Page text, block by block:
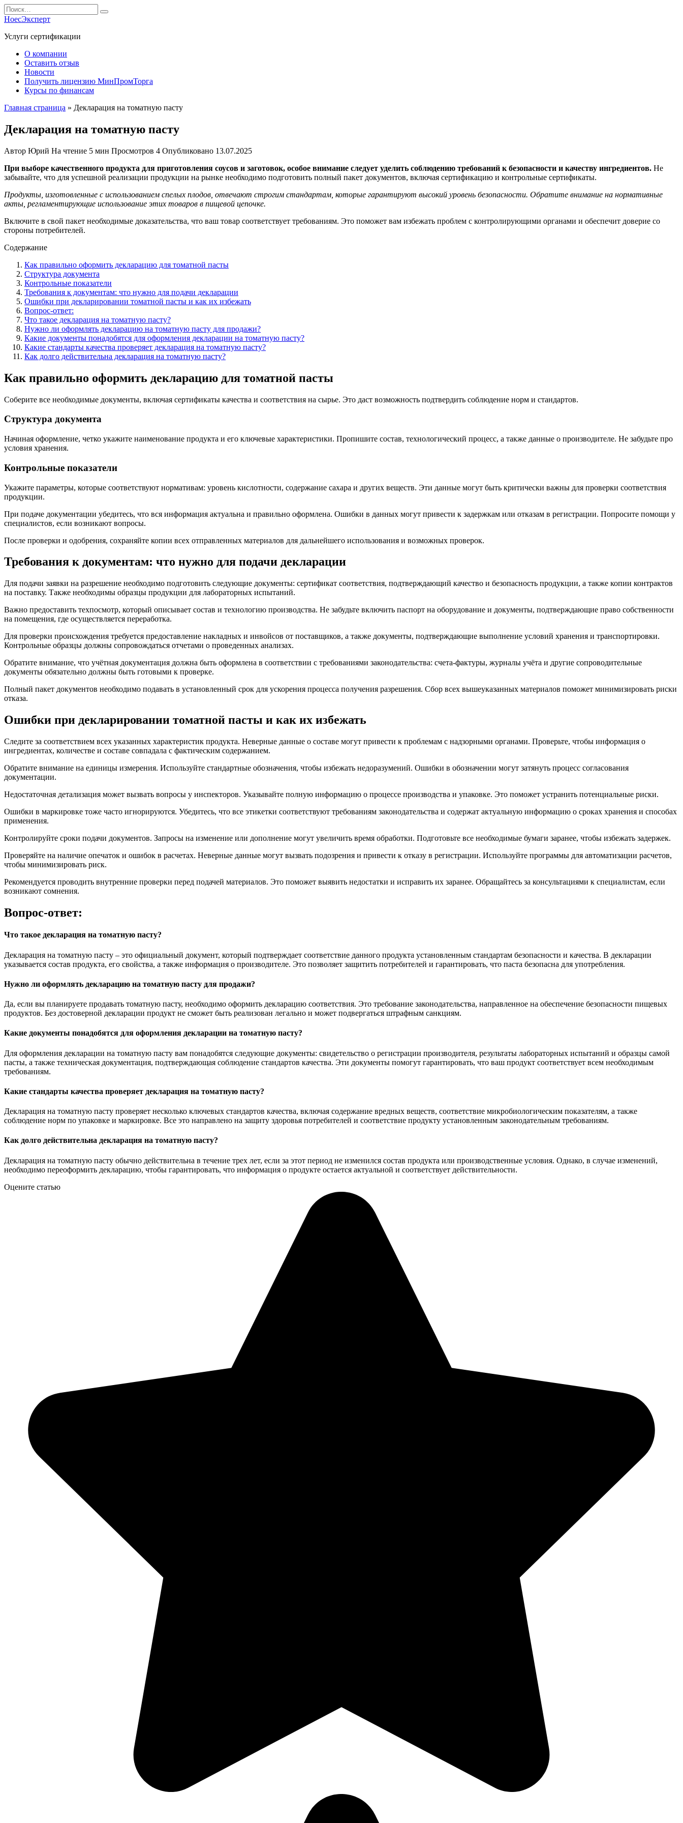
Перейти
к
содержанию
Search
for:
НоесЭксперт
Услуги сертификации
О компании
Оставить отзыв
Новости
Получить лицензию МинПромТорга
Курсы по финансам
Главная страница » Декларация на томатную пасту
Декларация на томатную пасту
Автор Юрий На чтение 5 мин Просмотров 4 Опубликовано 13.07.2025
При выборе качественного продукта для приготовления соусов и заготовок, особое внимание следует уделить соблюдению требований к безопасности и качеству ингредиентов. Не
забывайте, что для успешной реализации продукции на рынке необходимо подготовить полный пакет документов, включая сертификацию и контрольные сертификаты.
Продукты, изготовленные с использованием спелых плодов, отвечают строгим стандартам, которые гарантируют высокий уровень безопасности. Обратите внимание на нормативные
акты, регламентирующие использование этих товаров в пищевой цепочке.
Включите в свой пакет необходимые доказательства, что ваш товар соответствует требованиям. Это поможет вам избежать проблем с контролирующими органами и обеспечит доверие со
стороны потребителей.
Содержание
Как правильно оформить декларацию для томатной пасты
Структура документа
Контрольные показатели
Требования к документам: что нужно для подачи декларации
Ошибки при декларировании томатной пасты и как их избежать
Вопрос-ответ:
Что такое декларация на томатную пасту?
Нужно ли оформлять декларацию на томатную пасту для продажи?
Какие документы понадобятся для оформления декларации на томатную пасту?
Какие стандарты качества проверяет декларация на томатную пасту?
Как долго действительна декларация на томатную пасту?
Как правильно оформить декларацию для томатной пасты
Соберите все необходимые документы, включая сертификаты качества и соответствия на сырье. Это даст возможность подтвердить соблюдение норм и стандартов.
Структура документа
Начиная оформление, четко укажите наименование продукта и его ключевые характеристики. Пропишите состав, технологический процесс, а также данные о производителе. Не забудьте про
условия хранения.
Контрольные показатели
Укажите параметры, которые соответствуют нормативам: уровень кислотности, содержание сахара и других веществ. Эти данные могут быть критически важны для проверки соответствия
продукции.
При подаче документации убедитесь, что вся информация актуальна и правильно оформлена. Ошибки в данных могут привести к задержкам или отказам в регистрации. Попросите помощи у
специалистов, если возникают вопросы.
После проверки и одобрения, сохраняйте копии всех отправленных материалов для дальнейшего использования и возможных проверок.
Требования к документам: что нужно для подачи декларации
Для подачи заявки на разрешение необходимо подготовить следующие документы: сертификат соответствия, подтверждающий качество и безопасность продукции, а также копии контрактов
на поставку. Также необходимы образцы продукции для лабораторных испытаний.
Важно предоставить техпосмотр, который описывает состав и технологию производства. Не забудьте включить паспорт на оборудование и документы, подтверждающие право собственности
на помещения, где осуществляется переработка.
Для проверки происхождения требуется предоставление накладных и инвойсов от поставщиков, а также документы, подтверждающие выполнение условий хранения и транспортировки.
Контрольные образцы должны сопровождаться отчетами о проведенных анализах.
Обратите внимание, что учётная документация должна быть оформлена в соответствии с требованиями законодательства: счета-фактуры, журналы учёта и другие сопроводительные
документы обязательно должны быть готовыми к проверке.
Полный пакет документов необходимо подавать в установленный срок для ускорения процесса получения разрешения. Сбор всех вышеуказанных материалов поможет минимизировать риски
отказа.
Ошибки при декларировании томатной пасты и как их избежать
Следите за соответствием всех указанных характеристик продукта. Неверные данные о составе могут привести к проблемам с надзорными органами. Проверьте, чтобы информация о
ингредиентах, количестве и составе совпадала с фактическим содержанием.
Обратите внимание на единицы измерения. Используйте стандартные обозначения, чтобы избежать недоразумений. Ошибки в обозначении могут затянуть процесс согласования
документации.
Недостаточная детализация может вызвать вопросы у инспекторов. Указывайте полную информацию о процессе производства и упаковке. Это поможет устранить потенциальные риски.
Ошибки в маркировке тоже часто игнорируются. Убедитесь, что все этикетки соответствуют требованиям законодательства и содержат актуальную информацию о сроках хранения и способах
применения.
Контролируйте сроки подачи документов. Запросы на изменение или дополнение могут увеличить время обработки. Подготовьте все необходимые бумаги заранее, чтобы избежать задержек.
Проверяйте на наличие опечаток и ошибок в расчетах. Неверные данные могут вызвать подозрения и привести к отказу в регистрации. Используйте программы для автоматизации расчетов,
чтобы минимизировать риск.
Рекомендуется проводить внутренние проверки перед подачей материалов. Это поможет выявить недостатки и исправить их заранее. Обращайтесь за консультациями к специалистам, если
возникают сомнения.
Вопрос-ответ:
Что такое декларация на томатную пасту?
Декларация на томатную пасту – это официальный документ, который подтверждает соответствие данного продукта установленным стандартам безопасности и качества. В декларации
указывается состав продукта, его свойства, а также информация о производителе. Это позволяет защитить потребителей и гарантировать, что паста безопасна для употребления.
Нужно ли оформлять декларацию на томатную пасту для продажи?
Да, если вы планируете продавать томатную пасту, необходимо оформить декларацию соответствия. Это требование законодательства, направленное на обеспечение безопасности пищевых
продуктов. Без достоверной декларации продукт не сможет быть реализован легально и может подвергаться штрафным санкциям.
Какие документы понадобятся для оформления декларации на томатную пасту?
Для оформления декларации на томатную пасту вам понадобятся следующие документы: свидетельство о регистрации производителя, результаты лабораторных испытаний и образцы самой
пасты, а также техническая документация, подтверждающая соблюдение стандартов качества. Эти документы помогут гарантировать, что ваш продукт соответствует всем необходимым
требованиям.
Какие стандарты качества проверяет декларация на томатную пасту?
Декларация на томатную пасту проверяет несколько ключевых стандартов качества, включая содержание вредных веществ, соответствие микробиологическим показателям, а также
соблюдение норм по упаковке и маркировке. Все это направлено на защиту здоровья потребителей и соответствие продукту установленным законодательным требованиям.
Как долго действительна декларация на томатную пасту?
Декларация на томатную пасту обычно действительна в течение трех лет, если за этот период не изменился состав продукта или производственные условия. Однако, в случае изменений,
необходимо переоформить декларацию, чтобы гарантировать, что информация о продукте остается актуальной и соответствует действительности.
Оцените статью